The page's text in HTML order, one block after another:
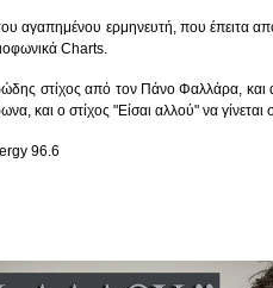
αγαπημένου ερμηνευτή, που έπειτα
Charts.
στίχος από τον Πάνο Φαλλάρα,
και ο στίχος "Είσαι αλλού" να
96.6